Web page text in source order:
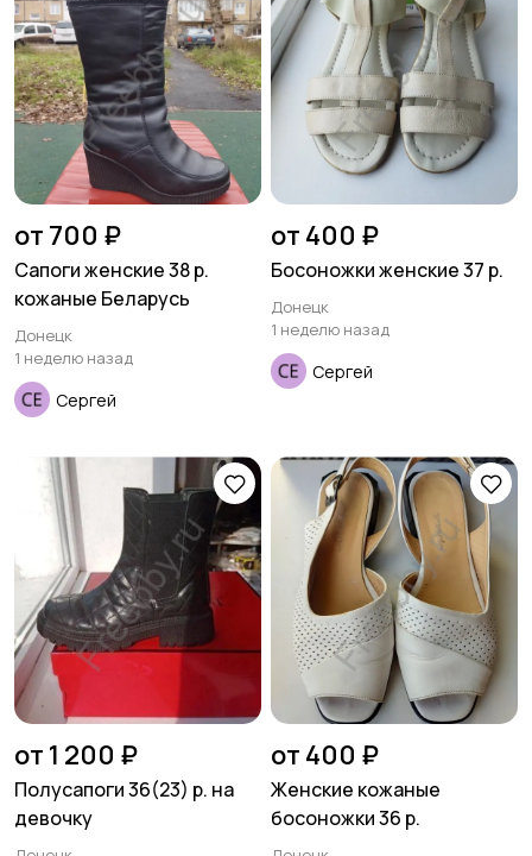
Трикотаж Спортивная одежда
Футболки и топы Штаны и шорты
Другая женская
одежда
от 700 ₽
Сапоги женские 38 р.
кожаные Беларусь
Донецк
1 неделю назад
Сергей
от 400 ₽
Босоножки женские 37 р.
Донецк
1 неделю назад
Сергей
от 1 200 ₽
Полусапоги 36(23) р. на
девочку
от 400 ₽
Женские кожаные
босоножки 36 р.